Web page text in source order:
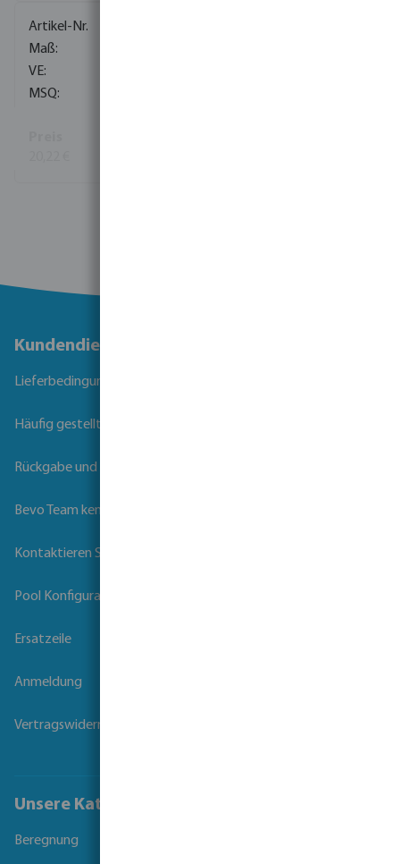
Kundendienst
Lieferbedingungen
Häufig gestellte Fragen
Rückgabe und Garantie
Bevo Team kennenlernen
Kontaktieren Sie uns
Pool Konfigurator
Ersatzeile
Anmeldung
Vertragswiderruf
Unsere Kataloge
Beregnung